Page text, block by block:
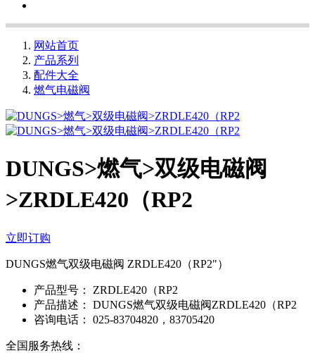
网站首页
产品系列
配件大全
燃气电磁阀
DUNGS>燃气>双级电磁阀
>ZRDLE420（RP2
立即订购
DUNGS燃气双级电磁阀 ZRDLE420（RP2"）
产品型号：
ZRDLE420（RP2
产品描述：
DUNGS燃气双级电磁阀ZRDLE420（RP2
咨询电话：
025-83704820，83705420
全国服务热线：